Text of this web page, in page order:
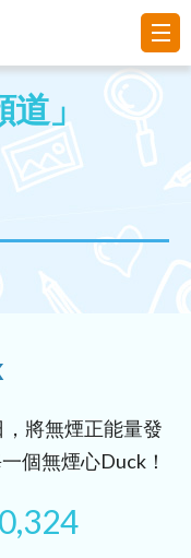
」
將無煙正能量發
個無煙心Duck！